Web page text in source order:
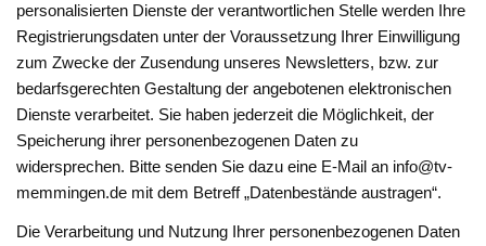
personalisierten Dienste der verantwortlichen Stelle werden Ihre
Registrierungsdaten unter der Voraussetzung Ihrer Einwilligung
zum Zwecke der Zusendung unseres Newsletters, bzw. zur
bedarfsgerechten Gestaltung der angebotenen elektronischen
Dienste verarbeitet. Sie haben jederzeit die Möglichkeit, der
Speicherung ihrer personenbezogenen Daten zu
widersprechen. Bitte senden Sie dazu eine E-Mail an info@tv-
memmingen.de mit dem Betreff „Datenbestände austragen“.
Die Verarbeitung und Nutzung Ihrer personenbezogenen Daten